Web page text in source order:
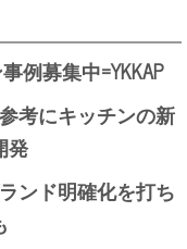
例募集中=YKKAP
考にキッチンの新
発
ンド明確化を打ち